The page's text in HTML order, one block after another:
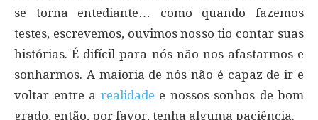
se torna entediante… como quando fazemos
testes, escrevemos, ouvimos nosso tio contar suas
histórias. É difícil para nós não nos afastarmos e
sonharmos. A maioria de nós não é capaz de ir e
voltar entre a realidade e nossos sonhos de bom
grado, então, por favor, tenha alguma paciência.